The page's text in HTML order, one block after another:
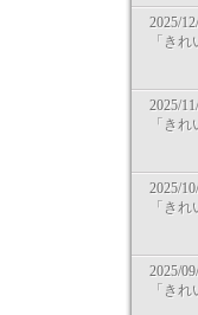
2025/
「き
2025/
「き
2025/
「き
2025/
「き